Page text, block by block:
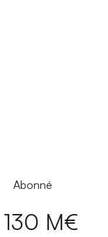
Abonné
M€